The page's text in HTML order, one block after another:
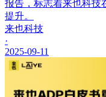
报告，标志着来也科技
提升。
来也科技
·
2025-09-11